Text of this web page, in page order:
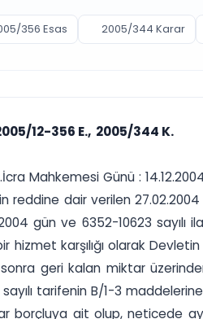
356 Esas 2005/344 Karar
12-356 E., 2005/344 K.
Mahkemesi Günü :
reddine dair verilen 27.02.2004
gün ve 6352-10623
hizmet karşılığı olarak
sonra geri kalan miktar
tarifenin B/1-3
borçluya ait olup, neticede